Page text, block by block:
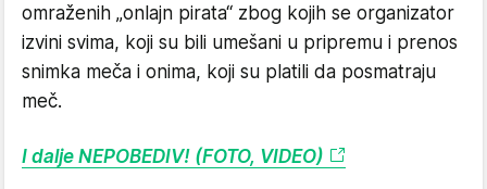
omraženih „onlajn pirata“ zbog kojih se organizator
izvini svima, koji su bili umešani u pripremu i prenos
snimka meča i onima, koji su platili da posmatraju
meč.
I dalje NEPOBEDIV! (FOTO, VIDEO)